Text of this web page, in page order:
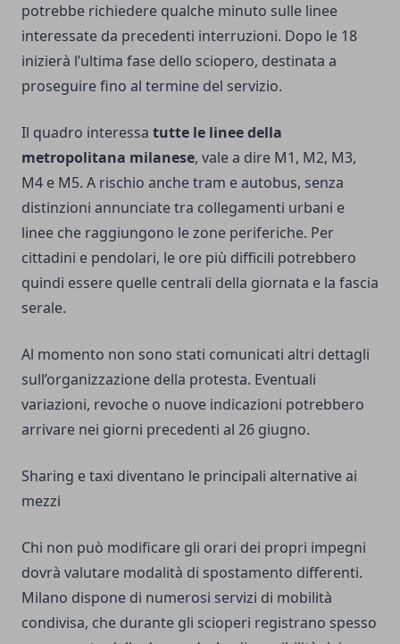
potrebbe richiedere qualche minuto sulle linee
interessate da precedenti interruzioni. Dopo le 18
inizierà l’ultima fase dello sciopero, destinata a
proseguire fino al termine del servizio.
Il quadro interessa tutte le linee della
metropolitana milanese, vale a dire M1, M2, M3,
M4 e M5. A rischio anche tram e autobus, senza
distinzioni annunciate tra collegamenti urbani e
linee che raggiungono le zone periferiche. Per
cittadini e pendolari, le ore più difficili potrebbero
quindi essere quelle centrali della giornata e la fascia
serale.
Al momento non sono stati comunicati altri dettagli
sull’organizzazione della protesta. Eventuali
variazioni, revoche o nuove indicazioni potrebbero
arrivare nei giorni precedenti al 26 giugno.
Sharing e taxi diventano le principali alternative ai
mezzi
Chi non può modificare gli orari dei propri impegni
dovrà valutare modalità di spostamento differenti.
Milano dispone di numerosi servizi di mobilità
condivisa, che durante gli scioperi registrano spesso